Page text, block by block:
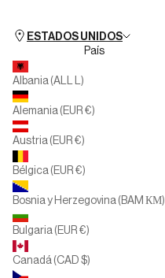
Horario de Tiendas
Cita Previa
Club People
Silbon Second Life
Multimarca
Familias Numerosas
Canal del informante
Disponible para Android
ESTADOS UNIDOS
País
Albania (ALL L)
Alemania (EUR €)
Austria (EUR €)
Bélgica (EUR €)
Bosnia y Herzegovina (BAM КМ)
Bulgaria (EUR €)
Canadá (CAD $)